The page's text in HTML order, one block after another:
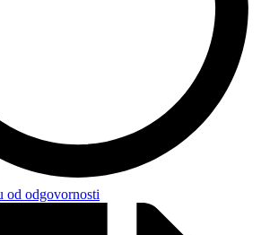
od odgovornosti